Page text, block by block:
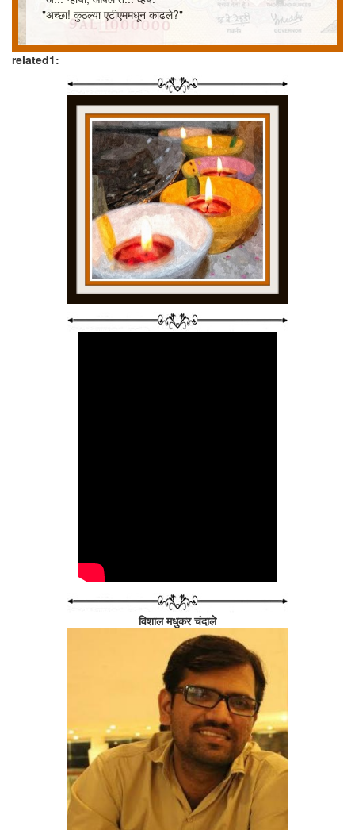
"अच्छा! कुठल्या एटीएममधून काढले?"
बबन्याला काही कळत नव्हतं की आज कॅशिअर एवढी चौकशी का करतोय?
कशी कशी चिल्लर पाहिजे ते सांगायचं. जर असतील तर देतात असा त्याचा
या विचारांत असतानाच कॅशिअरने परत विचारलं, "कुठल्या एटीएममधून काढले?"
"येटीएममदून न्हाई, यका दोस्तानं दिलते."
"कोणाकडनं भेटले तुम्हाला?"
"सायेब झालया तरी काय?" बबन्याने अगदी न राहवल्यामुळे शेवटी विचारलंच.
साहेब अजून नोटा निरखून बघतच होता. आता त्याच्या मागे अजून एकदोघं
"बबनराव या नोटा डुप्लिकेट आहेत." कॅशिअर एक दीर्घ नि:श्वास टाकून बोलले.
भीती त्याच्या चेहऱ्यावर स्पष्ट दिसत होती. तरीही न उमजून त्याच्या तोंडून शब्द
"अहो या नोटा नकली आहेत, कोणीतरी खऱ्या म्हणून तुम्हाला दिल्यात." असं म्हणून
"वो सायेब, अवो काय करताय?"
"अहो ही नकली नोट आहे. आम्हाला वरून तसे आदेश असतात नकली नोटा फाडून
"पर अवो माजे पैशे कोन देईल मंग भरून."
"व्हय, तुमचे किती व्हते?" बबन्याने उलट प्रश्न केला.
"धा हजार."
"माजे पाच." न विचारताही बबन्याने उत्तर दिलं. नकलीवाल्यांमध्ये कोणी
लवकरच म्यानेजर आले. ते आल्याआल्या जमलेल्या लोकांनी त्यांना घेरलंच.
लागला. नुसता गोंधळ माजला होता. नाही म्हणलं तरी पंधरावीस लोकंतरी
न्यायचे या भीतीने गपगुमान काढता पाय घेतला होता; नाहीतर संख्या अजून
आहे. त्याव्यतिरिक्त मी काही करू शकत नाही. लोकं म्यानेजर साहेबांचं ऐकून
म्हणत होते. नुसता गोंधळ चालू होता. कोणाचा पायपोस कोणाच्या पायात
हुसकावल्यासारखं बाहेर काढत होता, पण लोक काही ऐकत नव्हते. ते त्याच्या
असा सगळा गोंधळ चांगला पंधरावीस मिनिटे चालू होता. एकाएकी पोलिसांची
शांतता पसरली. पण परत गोंधळ सुरू झाला. लोक पटापट बाहेर येऊ लागले.
असं आल्या आल्या एका हवालदारानेच सांगितलं. त्याच हवालदाराने (सगळे शांत
related1:
विशाल मधुकर चंदाले